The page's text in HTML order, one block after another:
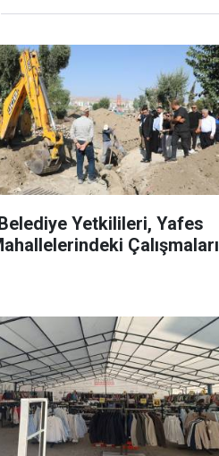
Yetkilileri, Yafes
Çalışmaları